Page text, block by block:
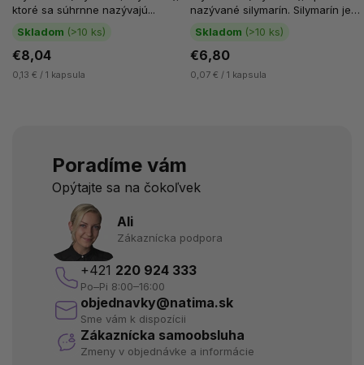
Skladom (>10 ks)
€8,04
0,13 € / 1 kapsula
ktoré sa súhrnne nazývajú...
Skladom (>10 ks)
€6,80
0,07 € / 1 kapsula
nazývané silymarín. Silymarín je
antioxidačná...
Poradíme vám
Opýtajte sa na čokoľvek
Ali
Zákaznícka podpora
+421 220 924 333
Po–Pi 8:00–16:00
objednavky@natima.sk
Sme vám k dispozícii
Zákaznícka samoobsluha
Zmeny v objednávke a informácie